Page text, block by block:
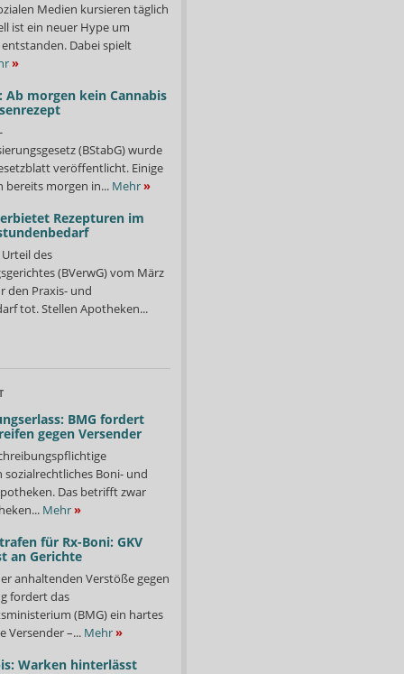
ohne Rx-Versandverbot zum Treffen mit der ABDA.
Medien kursieren täglich
ist ein neuer Hype um
Dabei spielt
»
Ab morgen kein Cannabis
(BStabG) wurde
veröffentlicht. Einige
bereits morgen in... Mehr»
Rezepturen im
des
(BVerwG) vom März
den Praxis- und
tot. Stellen Apotheken...
BMG fordert
gegen Versender
Boni- und
Das betrifft zwar
Mehr»
für Rx-Boni: GKV
an Gerichte
anhaltenden Verstöße gegen
fordert das
(BMG) ein hartes
Versender –... Mehr»
Warken hinterlässt